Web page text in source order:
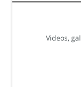
Videos,